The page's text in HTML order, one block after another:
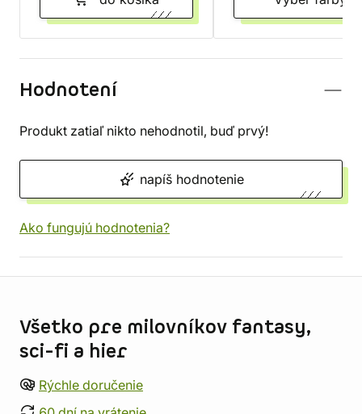
Hodnotení
Produkt zatiaľ nikto nehodnotil, buď prvý!
napíš hodnotenie
Ako fungujú hodnotenia?
Všetko pre milovníkov fantasy,
sci-fi a hier
Rýchle doručenie